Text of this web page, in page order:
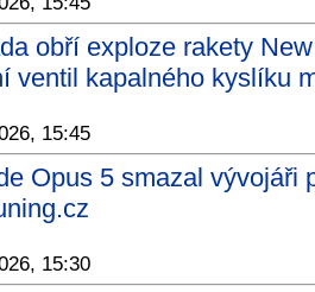
obří exploze rakety
ventil kapalného kyslíku
15:45
Opus 5 smazal vývojáři
15:30